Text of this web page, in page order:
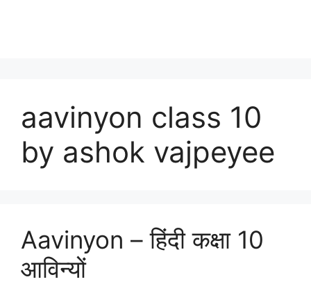
aavinyon class 10
by ashok vajpeyee
Aavinyon – हिंदी कक्षा 10
आविन्यों